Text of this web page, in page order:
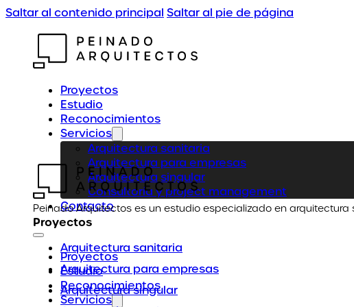
Saltar al contenido principal Saltar al pie de página
Proyectos
Estudio
Reconocimientos
Servicios
Arquitectura sanitaria
Arquitectura para empresas
Arquitectura singular
Consultoría y project management
Contacto
Proyectos
Estudio
Reconocimientos
Servicios
Peinado Arquitectos es un estudio especializado en
Proyectos
Arquitectura sanitaria
Arquitectura para empresas
Arquitectura singular